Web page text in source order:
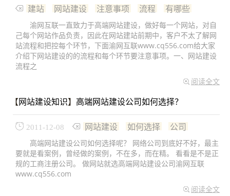
建站 网站建设 注意事项 流程 有哪些
渝网互联一直致力于高端网站建设，做好每一个网站，对自
己每个网站作品负责，因此在网站建站前期中，客户不太了解网
站流程和把控每个环节，下面渝网互联www.cq556.com给大家
介绍下网站建设的的流程和每个环节要注意事项。一、网站建设
流程之
阅读全文
【网站建设知识】 高端网站建设公司如何选择？
2011-12-08 网站建设 如何选择 公司
高端网站建设公司如何选择呢？ 网络公司到底好不好，最主
要就是看案例，曾经做的案例，不在多，而在精。 看看是不是正
规的工商注册公司。 做网站就选高端网站建设公司渝网互联
www.cq556.com
阅读全文